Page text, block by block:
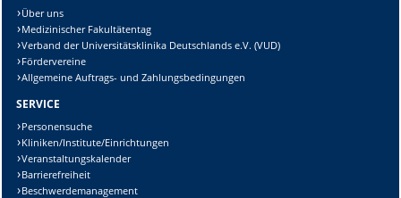
Über uns
Medizinischer Fakultätentag
Verband der Universitätsklinika Deutschlands e.V. (VUD)
Fördervereine
Allgemeine Auftrags- und Zahlungsbedingungen
SERVICE
Personensuche
Kliniken/Institute/Einrichtungen
Veranstaltungskalender
Barrierefreiheit
Beschwerdemanagement